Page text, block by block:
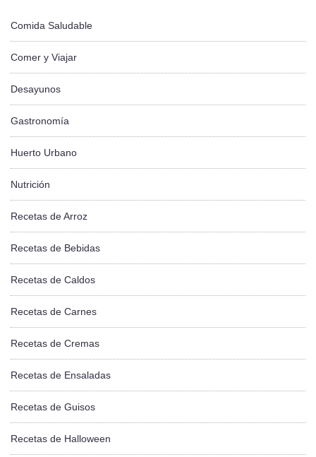
Comida Saludable
Comer y Viajar
Desayunos
Gastronomía
Huerto Urbano
Nutrición
Recetas de Arroz
Recetas de Bebidas
Recetas de Caldos
Recetas de Carnes
Recetas de Cremas
Recetas de Ensaladas
Recetas de Guisos
Recetas de Halloween